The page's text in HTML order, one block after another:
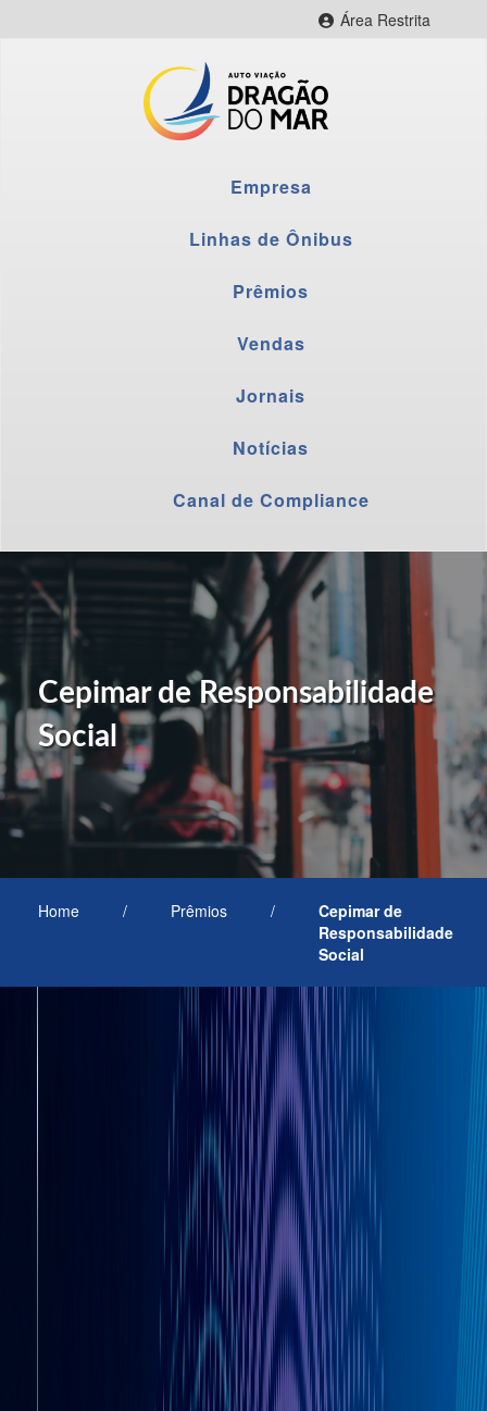
Área Restrita
CityBus Combustível
CityBus Colaborador
Empresa
Linhas de Ônibus
Prêmios
Vendas
Jornais
Notícias
Canal de Compliance
Cepimar de Responsabilidade
Social
Home / Prêmios /
Cepimar de
Responsabilidade
Social